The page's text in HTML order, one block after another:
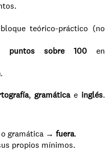
teórico-práctico (no
sobre 100 en
.
, gramática e inglés.
gramática → fuera.
propios mínimos.